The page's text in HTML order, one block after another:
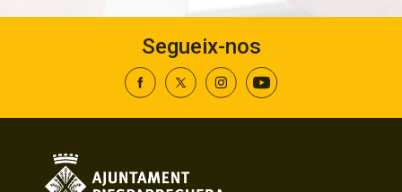
Segueix-nos